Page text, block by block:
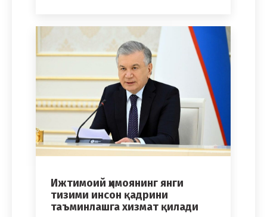
Ижтимоий ҳимоянинг янги
тизими инсон қадрини
таъминлашга хизмат қилади